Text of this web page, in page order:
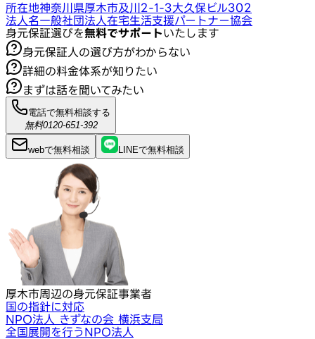
所在地神奈川県厚木市及川2-1-3大久保ビル302
法人名一般社団法人在宅生活支援パートナー協会
身元保証選びを無料でサポートいたします
身元保証人の選び方がわからない
詳細の料金体系が知りたい
まずは話を聞いてみたい
電話で無料相談する
無料0120-651-392
webで無料相談 LINEで無料相談
厚木市周辺の身元保証事業者
国の指針に対応
NPO法人 きずなの会 横浜支局
全国展開を行うNPO法人